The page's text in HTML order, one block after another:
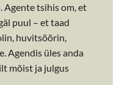
Agente tsihis om, et
puul – et taad
huvitsõõrin,
Agendis üles anda
mõist ja julgus